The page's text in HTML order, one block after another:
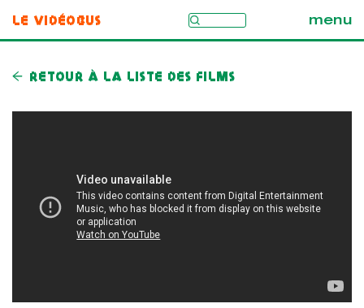
Le Vidéobus menu
Retour à la liste des films